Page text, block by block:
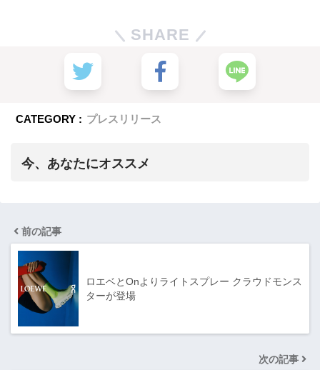
SHARE
CATEGORY : プレスリリース
今、あなたにオススメ
前の記事
ロエベとOnよりライトスプレー クラウドモンス
ターが登場
次の記事